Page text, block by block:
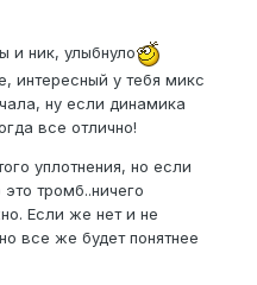
и ник, улыбнуло
интересный у тебя микс
ну если динамика
все отлично!
уплотнения, но если
тромб..ничего
Если же нет и не
все же будет понятнее